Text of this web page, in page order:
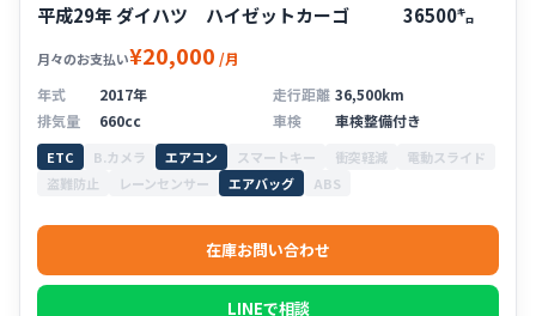
平成29年 ダイハツ ハイゼットカーゴ 36500㌔
月々のお支払い¥20,000 /月
年式
2017年 走行距離 36,500km
排気量
660cc 車検 車検整備付き
ETC B.カメラ エアコン スマートキー 衝突軽減
電動スライド
盗難防止
レーンセンサー エアバッグ ABS
在庫お問い合わせ
LINEで相談